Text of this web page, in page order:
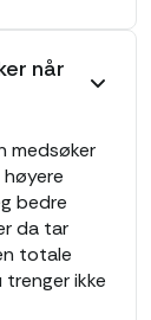
når
medsøker
bedre
da tar
totale
ikke